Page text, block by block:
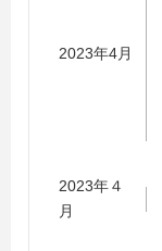
2023年4月
2023年４
月